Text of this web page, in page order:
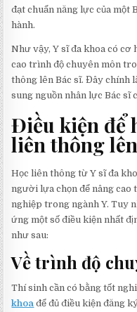
đạt chuẩn năng lực của một
hành.
Như vậy, Y sĩ đa khoa có
cao trình độ chuyên môn
thông lên Bác sĩ. Đây chính
sung nguồn nhân lực Bác sĩ
Điều kiện để
liên thông
Học liên thông từ Y sĩ đa
người lựa chọn để nâng
nghiệp trong ngành Y. Tuy
ứng một số điều kiện nhất
như sau:
Về trình độ
Thí sinh cần có bằng tốt
khoa để đủ điều kiện đăng